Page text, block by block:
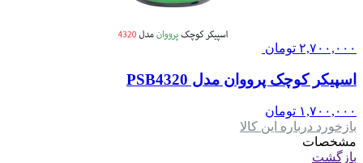
۲,۷۰۰,۰۰۰ تومان
اسپیکر کوچک پرووان مدل PSB4320
۱,۷۰۰,۰۰۰ تومان
بازخورد درباره این کالا
مشخصات
بازگشت